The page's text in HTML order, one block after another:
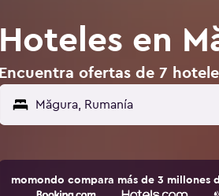
Hoteles en
Encuentra ofertas de 7
momondo compara más de 3 millones